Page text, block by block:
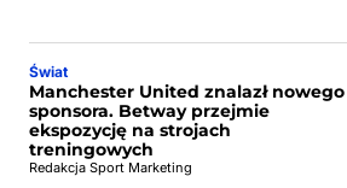
Świat
Manchester United znalazł nowego
sponsora. Betway przejmie
ekspozycję na strojach
treningowych
Redakcja Sport Marketing